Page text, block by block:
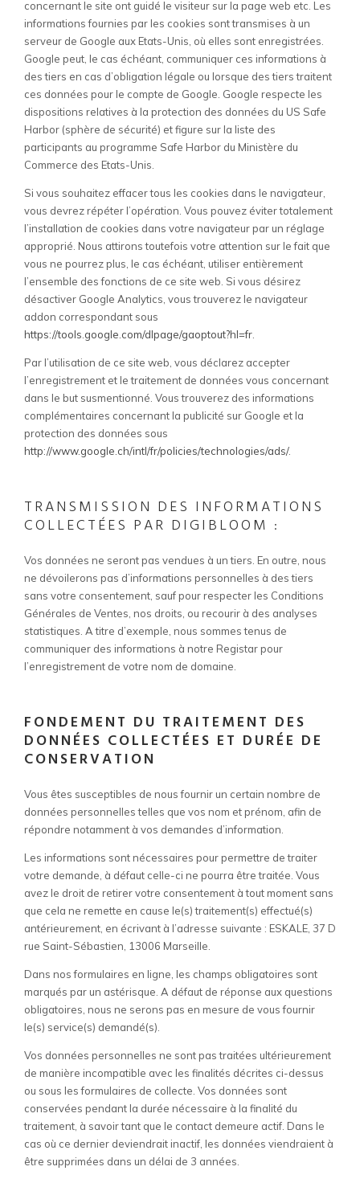
concernant le site ont guidé le visiteur sur la page web etc. Les
informations fournies par les cookies sont transmises à un
serveur de Google aux Etats-Unis, où elles sont enregistrées.
Google peut, le cas échéant, communiquer ces informations à
des tiers en cas d’obligation légale ou lorsque des tiers traitent
ces données pour le compte de Google. Google respecte les
dispositions relatives à la protection des données du US Safe
Harbor (sphère de sécurité) et figure sur la liste des
participants au programme Safe Harbor du Ministère du
Commerce des Etats-Unis.
Si vous souhaitez effacer tous les cookies dans le navigateur,
vous devrez répéter l’opération. Vous pouvez éviter totalement
l’installation de cookies dans votre navigateur par un réglage
approprié. Nous attirons toutefois votre attention sur le fait que
vous ne pourrez plus, le cas échéant, utiliser entièrement
l’ensemble des fonctions de ce site web. Si vous désirez
désactiver Google Analytics, vous trouverez le navigateur
addon correspondant sous
https://tools.google.com/dlpage/gaoptout?hl=fr
Par l’utilisation de ce site web, vous déclarez accepter
l’enregistrement et le traitement de données vous concernant
dans le but susmentionné. Vous trouverez des informations
complémentaires concernant la publicité sur Google et la
protection des données sous
http://www.google.ch/intl/fr/policies/technologies/ads/.
TRANSMISSION DES INFORMATIONS
COLLECTÉES PAR DIGIBLOOM :
Vos données ne seront pas vendues à un tiers. En outre, nous
ne dévoilerons pas d’informations personnelles à des tiers
sans votre consentement, sauf pour respecter les Conditions
Générales de Ventes, nos droits, ou recourir à des analyses
statistiques. A titre d’exemple, nous sommes tenus de
communiquer des informations à notre Registar pour
l’enregistrement de votre nom de domaine.
FONDEMENT DU TRAITEMENT DES
DONNÉES COLLECTÉES ET DURÉE DE
CONSERVATION
Vous êtes susceptibles de nous fournir un certain nombre de
données personnelles telles que vos nom et prénom, afin de
répondre notamment à vos demandes d’information.
Les informations sont nécessaires pour permettre de traiter
votre demande, à défaut celle-ci ne pourra être traitée. Vous
avez le droit de retirer votre consentement à tout moment sans
que cela ne remette en cause le(s) traitement(s) effectué(s)
antérieurement, en écrivant à l’adresse suivante : ESKALE, 37 D
rue Saint-Sébastien, 13006 Marseille.
Dans nos formulaires en ligne, les champs obligatoires sont
marqués par un astérisque. A défaut de réponse aux questions
obligatoires, nous ne serons pas en mesure de vous fournir
le(s) service(s) demandé(s).
Vos données personnelles ne sont pas traitées ultérieurement
de manière incompatible avec les finalités décrites ci-dessus
ou sous les formulaires de collecte. Vos données sont
conservées pendant la durée nécessaire à la finalité du
traitement, à savoir tant que le contact demeure actif. Dans le
cas où ce dernier deviendrait inactif, les données viendraient à
être supprimées dans un délai de 3 années.